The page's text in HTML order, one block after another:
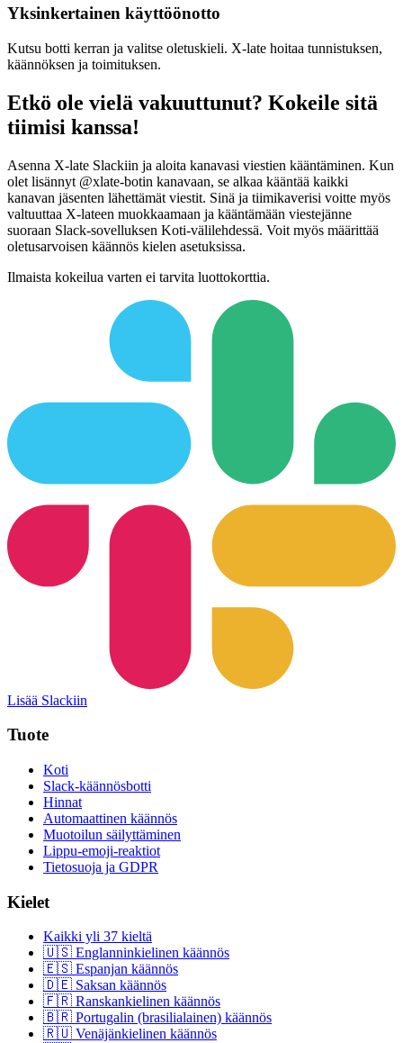
Yksinkertainen käyttöönotto
Kutsu botti kerran ja valitse oletuskieli. X-late hoitaa tunnistuksen,
käännöksen ja toimituksen.
Etkö ole vielä vakuuttunut? Kokeile sitä
tiimisi kanssa!
Asenna X-late Slackiin ja aloita kanavasi viestien kääntäminen. Kun
olet lisännyt @xlate-botin kanavaan, se alkaa kääntää kaikki
kanavan jäsenten lähettämät viestit. Sinä ja tiimikaverisi voitte myös
valtuuttaa X-lateen muokkaamaan ja kääntämään viestejänne
suoraan Slack-sovelluksen Koti-välilehdessä. Voit myös määrittää
oletusarvoisen käännös kielen asetuksissa.
Ilmaista kokeilua varten ei tarvita luottokorttia.
Lisää Slackiin
Tuote
Koti
Slack-käännösbotti
Hinnat
Automaattinen käännös
Muotoilun säilyttäminen
Lippu-emoji-reaktiot
Tietosuoja ja GDPR
Kielet
Kaikki yli 37 kieltä
🇺🇸 Englanninkielinen käännös
🇪🇸 Espanjan käännös
🇩🇪 Saksan käännös
🇫🇷 Ranskankielinen käännös
🇧🇷 Portugalin (brasilialainen) käännös
🇷🇺 Venäjänkielinen käännös